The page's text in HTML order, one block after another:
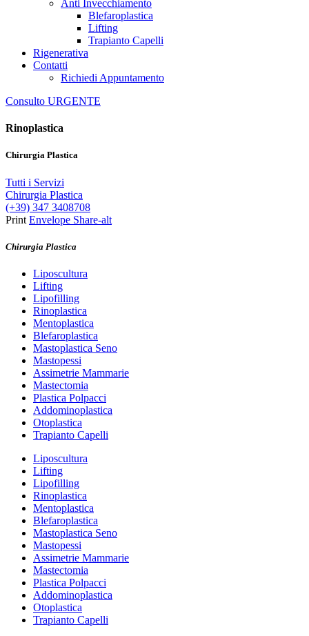
Anti Invecchiamento
Blefaroplastica
Lifting
Trapianto Capelli
Rigenerativa
Contatti
Richiedi Appuntamento
Consulto URGENTE
Rinoplastica
Chirurgia Plastica
Tutti i Servizi
Chirurgia Plastica
(+39) 347 3408708
Print Envelope Share-alt
Chirurgia Plastica
Liposcultura
Lifting
Lipofilling
Rinoplastica
Mentoplastica
Blefaroplastica
Mastoplastica Seno
Mastopessi
Assimetrie Mammarie
Mastectomia
Plastica Polpacci
Addominoplastica
Otoplastica
Trapianto Capelli
Liposcultura
Lifting
Lipofilling
Rinoplastica
Mentoplastica
Blefaroplastica
Mastoplastica Seno
Mastopessi
Assimetrie Mammarie
Mastectomia
Plastica Polpacci
Addominoplastica
Otoplastica
Trapianto Capelli